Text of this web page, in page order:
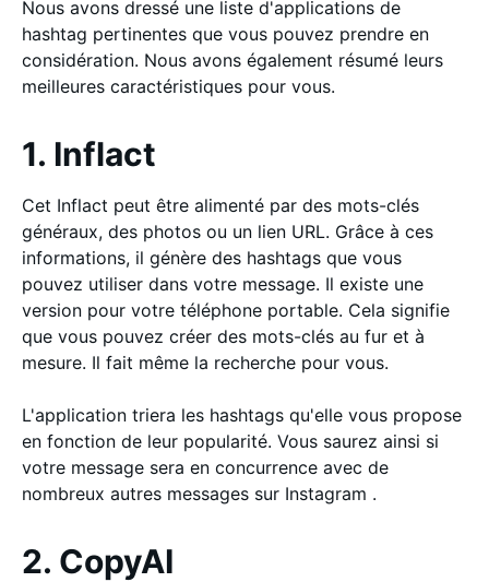
Nous avons dressé une liste d'applications de
hashtag pertinentes que vous pouvez prendre en
considération. Nous avons également résumé leurs
meilleures caractéristiques pour vous.
1. Inflact
Cet Inflact peut être alimenté par des mots-clés
généraux, des photos ou un lien URL. Grâce à ces
informations, il génère des hashtags que vous
pouvez utiliser dans votre message. Il existe une
version pour votre téléphone portable. Cela signifie
que vous pouvez créer des mots-clés au fur et à
mesure. Il fait même la recherche pour vous.
L'application triera les hashtags qu'elle vous propose
en fonction de leur popularité. Vous saurez ainsi si
votre message sera en concurrence avec de
nombreux autres messages sur Instagram .
2. CopyAI